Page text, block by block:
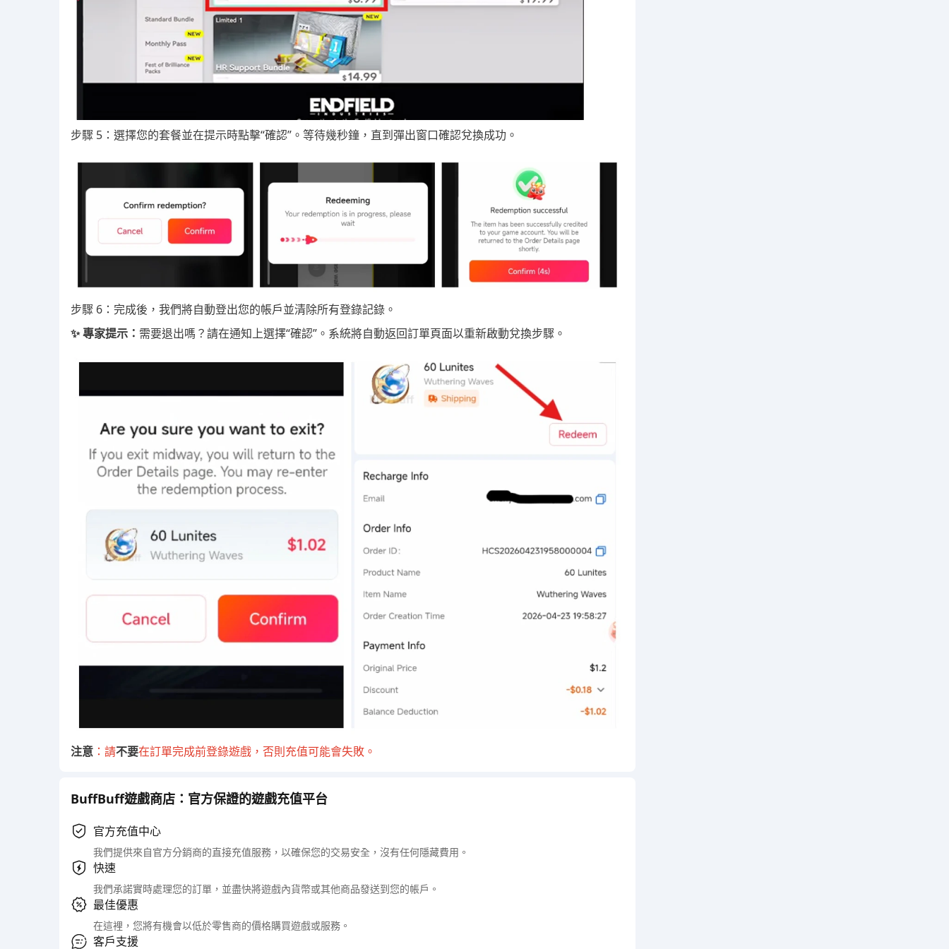
步驟 5：選擇您的套餐並在提示時點擊“確認”。等待幾秒鐘，直到彈出窗口確認兌換成功。
步驟 6：完成後，我們將自動登出您的帳戶並清除所有登錄記錄。
✨ 專家提示： 需要退出嗎？請在通知上選擇“確認”。系統將自動返回訂單頁面以重新啟動兌換步驟。
注意 ：請不要在訂單完成前登錄遊戲，否則充值可能會失敗。
BuffBuff遊戲商店：官方保證的遊戲充值平台
官方充值中心
我們提供來自官方分銷商的直接充值服務，以確保您的交易安全，沒有任何隱藏費用。
快速
我們承諾實時處理您的訂單，並盡快將遊戲內貨幣或其他商品發送到您的帳戶。
最佳優惠
在這裡，您將有機會以低於零售商的價格購買遊戲或服務。
客戶支援